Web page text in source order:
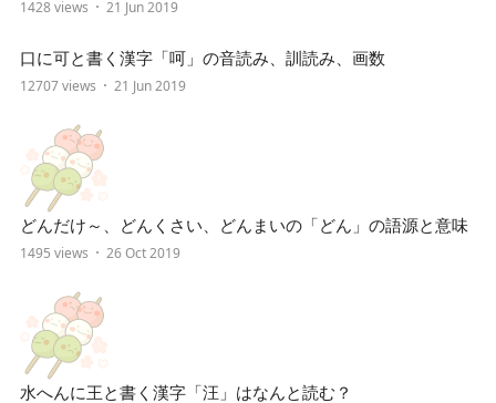
1428 views 21 Jun 2019
口に可と書く漢字「呵」の音読み、訓読み、画数
12707 views 21 Jun 2019
どんだけ～、どんくさい、どんまいの「どん」の語源と意味
1495 views 26 Oct 2019
水へんに王と書く漢字「汪」はなんと読む？